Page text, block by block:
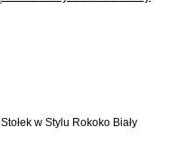
Stołek w Stylu Rokoko Biały